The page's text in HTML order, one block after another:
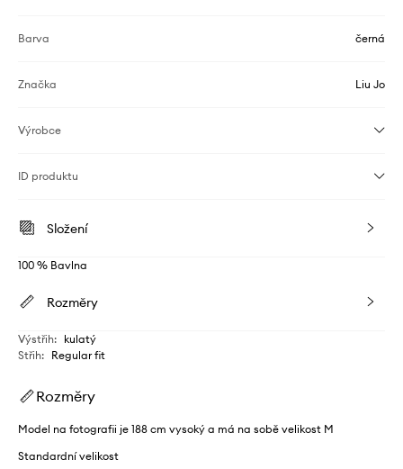
Barva černá
Značka Liu Jo
Výrobce
ID produktu
Složení
100 % Bavlna
Rozměry
Výstřih: kulatý
Střih: Regular fit
Rozměry
Model na fotografii je 188 cm vysoký a má na sobě velikost M
Standardní velikost